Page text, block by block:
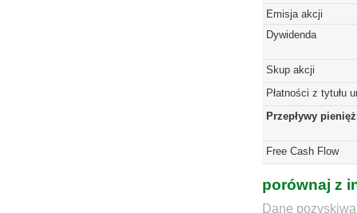
Emisja akcji
Dywidenda
Skup akcji
Płatności z tytułu
Przepływy
Free Cash Flow
porównaj z
Dane